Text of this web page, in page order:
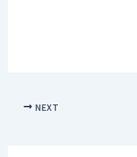
NEXT